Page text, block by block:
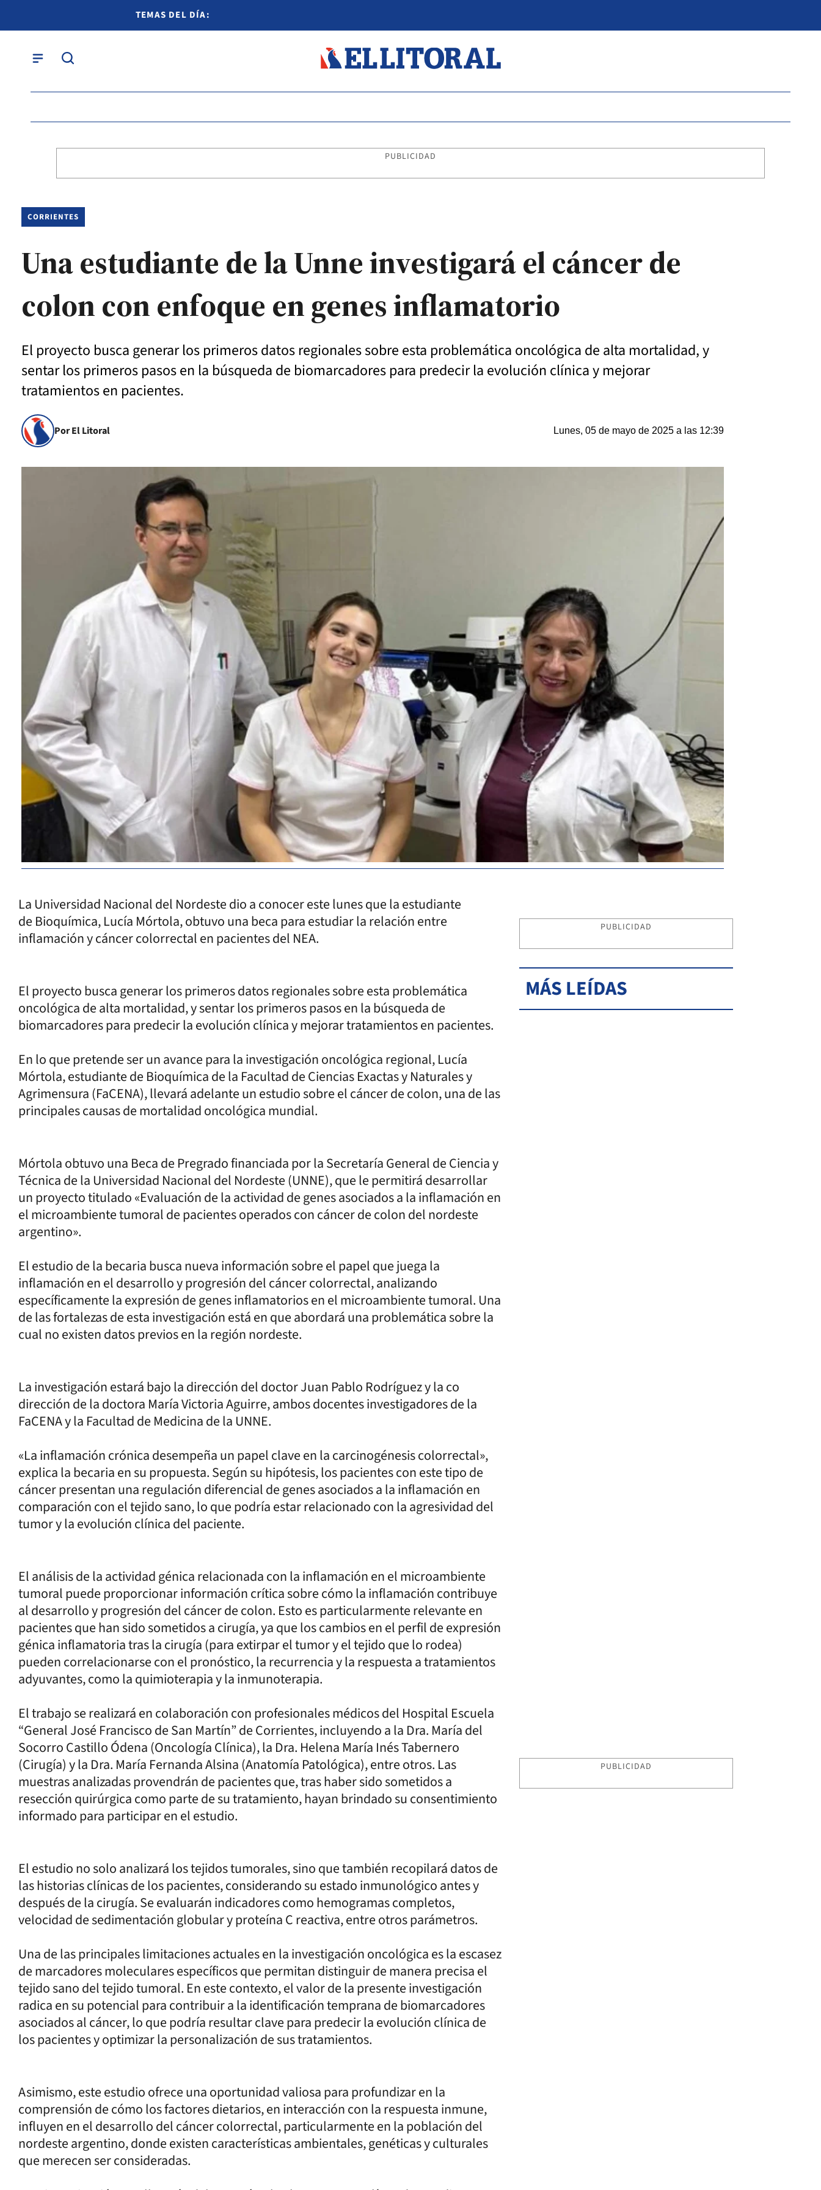
TEMAS DEL DÍA:
PUBLICIDAD
CORRIENTES
Una estudiante de la Unne investigará el cáncer de
colon con enfoque en genes inflamatorio
El proyecto busca generar los primeros datos regionales sobre esta problemática oncológica de alta mortalidad, y
sentar los primeros pasos en la búsqueda de biomarcadores para predecir la evolución clínica y mejorar
tratamientos en pacientes.
Por El Litoral Lunes, 05 de mayo de 2025 a las 12:39
La Universidad Nacional del Nordeste dio a conocer este lunes que la estudiante
de Bioquímica, Lucía Mórtola, obtuvo una beca para estudiar la relación entre
inflamación y cáncer colorrectal en pacientes del NEA.
El proyecto busca generar los primeros datos regionales sobre esta problemática
oncológica de alta mortalidad, y sentar los primeros pasos en la búsqueda de
biomarcadores para predecir la evolución clínica y mejorar tratamientos en pacientes.
En lo que pretende ser un avance para la investigación oncológica regional, Lucía
Mórtola, estudiante de Bioquímica de la Facultad de Ciencias Exactas y Naturales y
Agrimensura (FaCENA), llevará adelante un estudio sobre el cáncer de colon, una de las
principales causas de mortalidad oncológica mundial.
Mórtola obtuvo una Beca de Pregrado financiada por la Secretaría General de Ciencia y
Técnica de la Universidad Nacional del Nordeste (UNNE), que le permitirá desarrollar
un proyecto titulado «Evaluación de la actividad de genes asociados a la inflamación en
el microambiente tumoral de pacientes operados con cáncer de colon del nordeste
argentino».
El estudio de la becaria busca nueva información sobre el papel que juega la
inflamación en el desarrollo y progresión del cáncer colorrectal, analizando
específicamente la expresión de genes inflamatorios en el microambiente tumoral. Una
de las fortalezas de esta investigación está en que abordará una problemática sobre la
cual no existen datos previos en la región nordeste.
La investigación estará bajo la dirección del doctor Juan Pablo Rodríguez y la co
dirección de la doctora María Victoria Aguirre, ambos docentes investigadores de la
FaCENA y la Facultad de Medicina de la UNNE.
«La inflamación crónica desempeña un papel clave en la carcinogénesis colorrectal»,
explica la becaria en su propuesta. Según su hipótesis, los pacientes con este tipo de
cáncer presentan una regulación diferencial de genes asociados a la inflamación en
comparación con el tejido sano, lo que podría estar relacionado con la agresividad del
tumor y la evolución clínica del paciente.
El análisis de la actividad génica relacionada con la inflamación en el microambiente
tumoral puede proporcionar información crítica sobre cómo la inflamación contribuye
al desarrollo y progresión del cáncer de colon. Esto es particularmente relevante en
pacientes que han sido sometidos a cirugía, ya que los cambios en el perfil de expresión
génica inflamatoria tras la cirugía (para extirpar el tumor y el tejido que lo rodea)
pueden correlacionarse con el pronóstico, la recurrencia y la respuesta a tratamientos
adyuvantes, como la quimioterapia y la inmunoterapia.
El trabajo se realizará en colaboración con profesionales médicos del Hospital Escuela
“General José Francisco de San Martín” de Corrientes, incluyendo a la Dra. María del
Socorro Castillo Ódena (Oncología Clínica), la Dra. Helena María Inés Tabernero
(Cirugía) y la Dra. María Fernanda Alsina (Anatomía Patológica), entre otros. Las
muestras analizadas provendrán de pacientes que, tras haber sido sometidos a
resección quirúrgica como parte de su tratamiento, hayan brindado su consentimiento
informado para participar en el estudio.
El estudio no solo analizará los tejidos tumorales, sino que también recopilará datos de
las historias clínicas de los pacientes, considerando su estado inmunológico antes y
después de la cirugía. Se evaluarán indicadores como hemogramas completos,
velocidad de sedimentación globular y proteína C reactiva, entre otros parámetros.
Una de las principales limitaciones actuales en la investigación oncológica es la escasez
de marcadores moleculares específicos que permitan distinguir de manera precisa el
tejido sano del tejido tumoral. En este contexto, el valor de la presente investigación
radica en su potencial para contribuir a la identificación temprana de biomarcadores
asociados al cáncer, lo que podría resultar clave para predecir la evolución clínica de
los pacientes y optimizar la personalización de sus tratamientos.
Asimismo, este estudio ofrece una oportunidad valiosa para profundizar en la
comprensión de cómo los factores dietarios, en interacción con la respuesta inmune,
influyen en el desarrollo del cáncer colorrectal, particularmente en la población del
nordeste argentino, donde existen características ambientales, genéticas y culturales
que merecen ser consideradas.
PUBLICIDAD
MÁS LEÍDAS
PUBLICIDAD